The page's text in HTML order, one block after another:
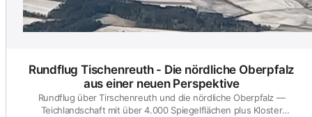
Rundflug Tischenreuth - Die nördliche Oberpfalz
aus einer neuen Perspektive
Rundflug über Tirschenreuth und die nördliche Oberpfalz —
Teichlandschaft mit über 4.000 Spiegelflächen plus Kloster